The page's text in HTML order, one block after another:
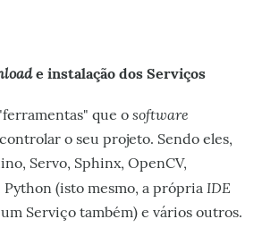
e instalação dos Serviços
que o software
o seu projeto. Sendo eles,
Servo, Sphinx, OpenCV,
(isto mesmo, a própria IDE
Serviço também) e vários outros.